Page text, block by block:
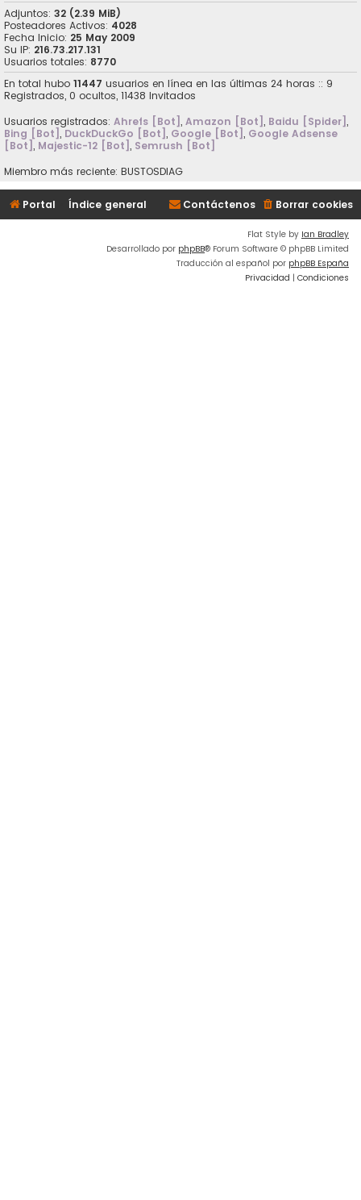
Adjuntos: 32 (2.39 MiB)
Posteadores Activos: 4028
Fecha Inicio: 25 May 2009
Su IP: 216.73.217.131
Usuarios totales: 8770
En total hubo 11447 usuarios en línea en las últimas 24 horas :: 9
Registrados, 0 ocultos, 11438 Invitados
Usuarios registrados: Ahrefs [Bot], Amazon [Bot], Baidu [Spider],
Bing [Bot], DuckDuckGo [Bot], Google [Bot], Google Adsense
[Bot], Majestic-12 [Bot], Semrush [Bot]
Miembro más reciente: BUSTOSDIAG
Portal Índice general Borrar cookies
Contáctenos
Flat Style by Ian Bradley
Desarrollado por phpBB® Forum Software © phpBB Limited
Traducción al español por phpBB España
Privacidad | Condiciones